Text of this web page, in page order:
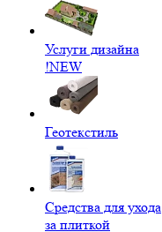
Услуги дизайна
!NEW
Геотекстиль
Средства для ухода
за плиткой